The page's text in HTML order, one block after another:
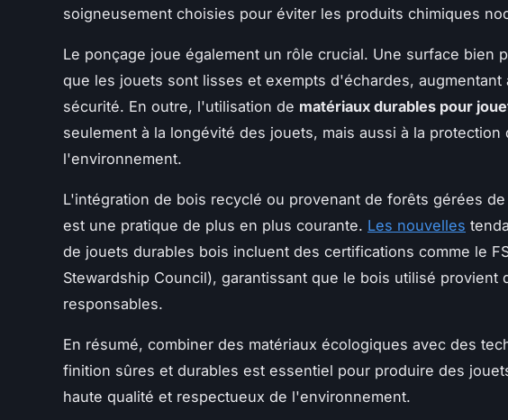
soigneusement choisies pour éviter les produits chimiques
Le ponçage joue également un rôle crucial. Une surface bien
que les jouets sont lisses et exempts d'échardes, augmentant
sécurité. En outre, l'utilisation de matériaux durables pour
seulement à la longévité des jouets, mais aussi à la protection
l'environnement.
L'intégration de bois recyclé ou provenant de forêts gérées
est une pratique de plus en plus courante. Les nouvelles
de jouets durables bois incluent des certifications comme le
Stewardship Council), garantissant que le bois utilisé provient
responsables.
En résumé, combiner des matériaux écologiques avec des
finition sûres et durables est essentiel pour produire des
haute qualité et respectueux de l'environnement.